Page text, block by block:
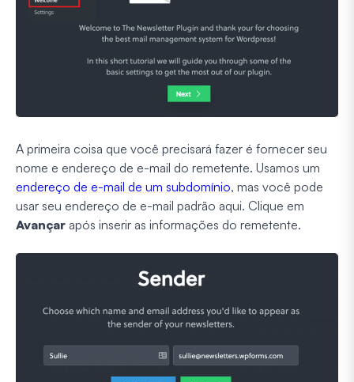
A primeira coisa que você precisará fazer é fornecer seu
nome e endereço de e-mail do remetente. Usamos um
endereço de e-mail de um subdomínio, mas você pode
usar seu endereço de e-mail padrão aqui. Clique em
Avançar após inserir as informações do remetente.